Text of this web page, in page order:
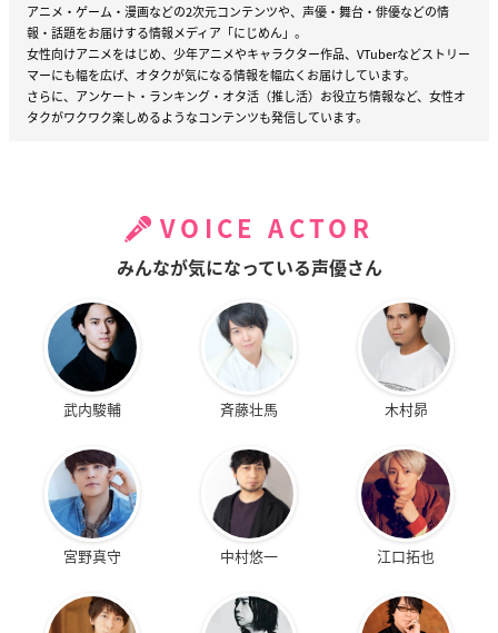
アニメ・ゲーム・漫画などの2次元コンテンツや、声優・舞台・俳優などの情
報・話題をお届けする情報メディア「にじめん」。
女性向けアニメをはじめ、少年アニメやキャラクター作品、VTuberなどストリー
マーにも幅を広げ、オタクが気になる情報を幅広くお届けしています。
さらに、アンケート・ランキング・オタ活（推し活）お役立ち情報など、女性オ
タクがワクワク楽しめるようなコンテンツも発信しています。
VOICE ACTOR
みんなが気になっている声優さん
武内駿輔 斉藤壮馬 木村昴
宮野真守 中村悠一 江口拓也